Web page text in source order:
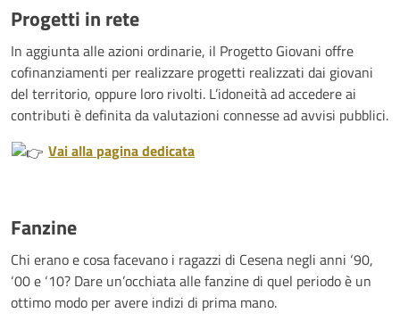
Progetti in rete
In aggiunta alle azioni ordinarie, il Progetto Giovani offre
cofinanziamenti per realizzare progetti realizzati dai giovani
del territorio, oppure loro rivolti. L’idoneità ad accedere ai
contributi è definita da valutazioni connesse ad avvisi pubblici.
Vai alla pagina dedicata
Fanzine
Chi erano e cosa facevano i ragazzi di Cesena negli anni ‘90,
‘00 e ‘10? Dare un’occhiata alle fanzine di quel periodo è un
ottimo modo per avere indizi di prima mano.